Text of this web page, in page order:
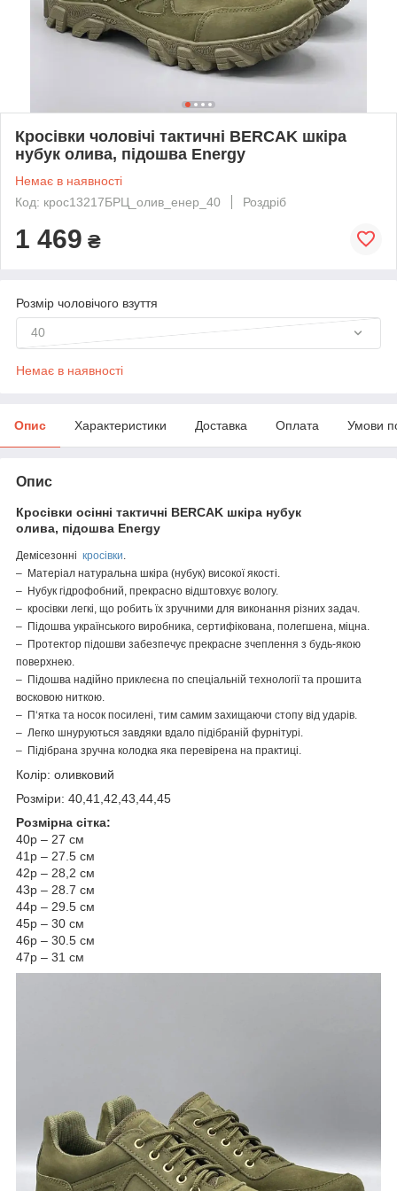
Кросівки чоловічі тактичні BERCAK шкіра
нубук олива, підошва Energy
Немає в наявності
Код: крос13217БРЦ_олив_енер_40
Роздріб
1 469 ₴
Розмір чоловічого взуття
40
Немає в наявності
Опис Характеристики Доставка Оплата Умови
Опис
Кросівки осінні тактичні BERCAK шкіра нубук
олива, підошва Energy
Демісезонні кросівки
– Матеріал натуральна шкіра (нубук) високої якості.
– Нубук гідрофобний, прекрасно відштовхує вологу.
– кросівки легкі, що робить їх зручними для виконання різних задач.
– Підошва українського виробника, сертифікована, полегшена, міцна.
– Протектор підошви забезпечує прекрасне зчеплення з будь-якою
поверхнею.
– Підошва надійно приклеєна по спеціальній технології та прошита
восковою ниткою.
– П‘ятка та носок посилені, тим самим захищаючи стопу від ударів.
– Легко шнуруються завдяки вдало підібраній фурнітурі.
– Підібрана зручна колодка яка перевірена на практиці.
Колір: оливковий
Розміри: 40,41,42,43,44,45
Розмірна сітка:
40р – 27 см
41р – 27.5 см
42р – 28,2 см
43р – 28.7 см
44р – 29.5 см
45р – 30 см
46р – 30.5 см
47р – 31 см